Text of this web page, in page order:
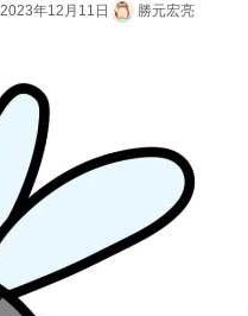
2023年12月11日 勝元宏亮